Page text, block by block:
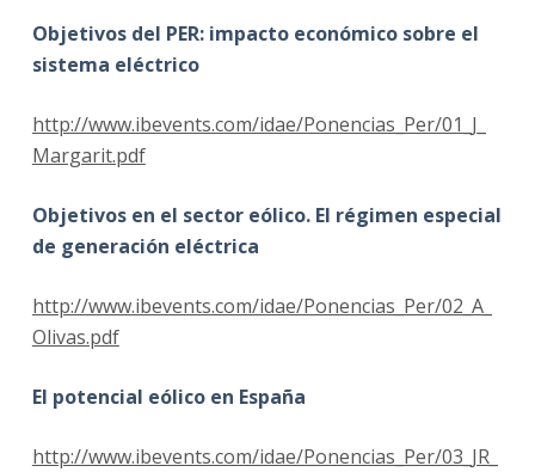
Objetivos del PER: impacto económico sobre el
sistema eléctrico
http://www.ibevents.com/idae/Ponencias_Per/01_J_
Margarit.pdf
Objetivos en el sector eólico. El régimen especial
de generación eléctrica
http://www.ibevents.com/idae/Ponencias_Per/02_A_
Olivas.pdf
El potencial eólico en España
http://www.ibevents.com/idae/Ponencias_Per/03_JR_